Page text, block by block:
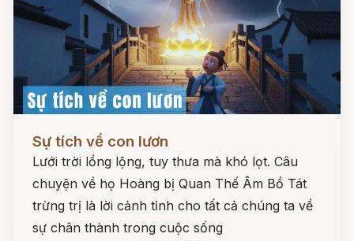
Sự tích về con lươn
Lưới trời lồng lộng, tuy thưa mà khó lọt. Câu
chuyện về họ Hoàng bị Quan Thế Âm Bồ Tát
trừng trị là lời cảnh tỉnh cho tất cả chúng ta về
sự chân thành trong cuộc sống